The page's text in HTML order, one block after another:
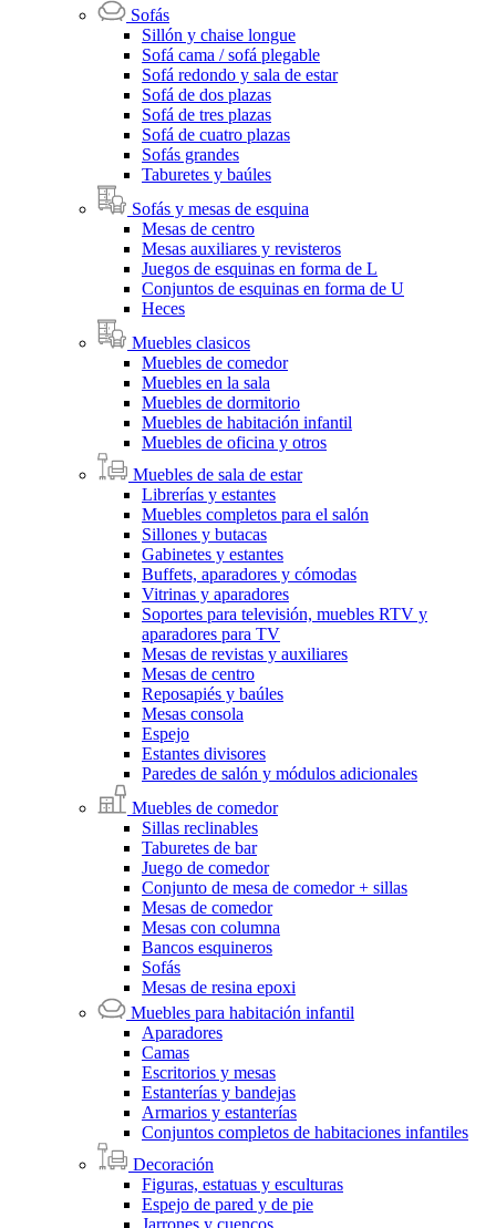
Sofás
Sillón y chaise longue
Sofá cama / sofá plegable
Sofá redondo y sala de estar
Sofá de dos plazas
Sofá de tres plazas
Sofá de cuatro plazas
Sofás grandes
Taburetes y baúles
Sofás y mesas de esquina
Mesas de centro
Mesas auxiliares y revisteros
Juegos de esquinas en forma de L
Conjuntos de esquinas en forma de U
Heces
Muebles clasicos
Muebles de comedor
Muebles en la sala
Muebles de dormitorio
Muebles de habitación infantil
Muebles de oficina y otros
Muebles de sala de estar
Librerías y estantes
Muebles completos para el salón
Sillones y butacas
Gabinetes y estantes
Buffets, aparadores y cómodas
Vitrinas y aparadores
Soportes para televisión, muebles RTV y
aparadores para TV
Mesas de revistas y auxiliares
Mesas de centro
Reposapiés y baúles
Mesas consola
Espejo
Estantes divisores
Paredes de salón y módulos adicionales
Muebles de comedor
Sillas reclinables
Taburetes de bar
Juego de comedor
Conjunto de mesa de comedor + sillas
Mesas de comedor
Mesas con columna
Bancos esquineros
Sofás
Mesas de resina epoxi
Muebles para habitación infantil
Aparadores
Camas
Escritorios y mesas
Estanterías y bandejas
Armarios y estanterías
Conjuntos completos de habitaciones infantiles
Decoración
Figuras, estatuas y esculturas
Espejo de pared y de pie
Jarrones y cuencos